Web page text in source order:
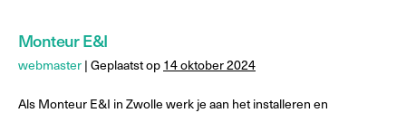
Monteur E&I
webmaster | Geplaatst op 14 oktober 2024
Als Monteur E&I in Zwolle werk je aan het installeren en